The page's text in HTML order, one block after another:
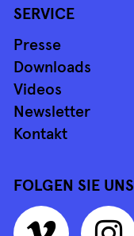
SERVICE
Presse
Downloads
Videos
Newsletter
Kontakt
FOLGEN SIE UNS